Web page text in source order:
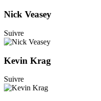
Nick Veasey
Suivre
Kevin Krag
Suivre